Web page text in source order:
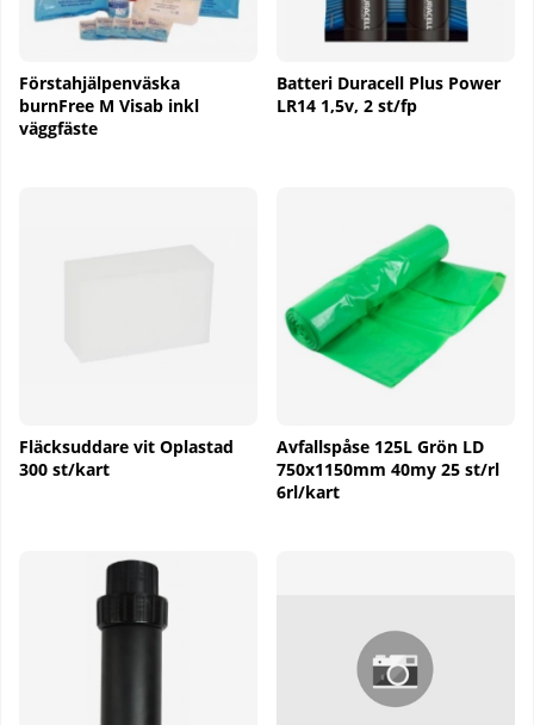
Förstahjälpenväska
burnFree M Visab inkl
väggfäste
Batteri Duracell Plus Power
LR14 1,5v, 2 st/fp
Fläcksuddare vit Oplastad
300 st/kart
Avfallspåse 125L Grön LD
750x1150mm 40my 25 st/rl
6rl/kart